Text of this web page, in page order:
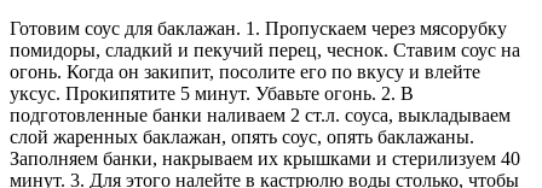
Готовим соус для баклажан. 1. Пропускаем через мясорубку
помидоры, сладкий и пекучий перец, чеснок. Ставим соус на
огонь. Когда он закипит, посолите его по вкусу и влейте
уксус. Прокипятите 5 минут. Убавьте огонь. 2. В
подготовленные банки наливаем 2 ст.л. соуса, выкладываем
слой жаренных баклажан, опять соус, опять баклажаны.
Заполняем банки, накрываем их крышками и стерилизуем 40
минут. 3. Для этого налейте в кастрюлю воды столько, чтобы